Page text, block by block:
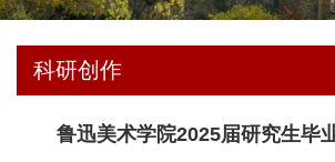
科研创作
鲁迅美术学院2025届研究生毕